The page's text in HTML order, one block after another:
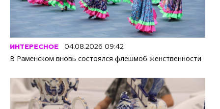
ИНТЕРЕСНОЕ 04.08.2026 09:42
В Раменском вновь состоялся флешмоб женственности